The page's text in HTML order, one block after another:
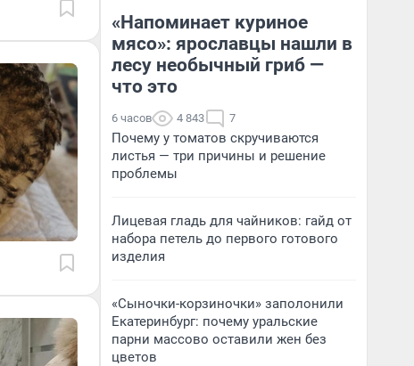
«Напоминает куриное
мясо»: ярославцы нашли в
лесу необычный гриб —
что это
6 часов 4 843 7
Почему у томатов скручиваются
листья — три причины и решение
проблемы
Лицевая гладь для чайников: гайд от
набора петель до первого готового
изделия
«Сыночки-корзиночки» заполонили
Екатеринбург: почему уральские
парни массово оставили жен без
цветов